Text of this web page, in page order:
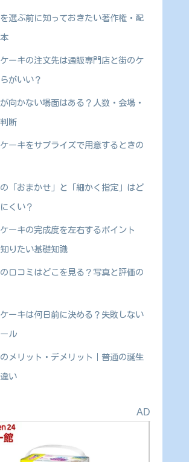
選ぶ前に知っておきたい著作権・配
ーキの注文先は通販専門店と街のケ
がいい？
向かない場面はある？人数・会場・
断
ーキをサプライズで用意するときの
「おまかせ」と「細かく指定」はど
くい？
ーキの完成度を左右するポイント
りたい基礎知識
口コミはどこを見る？写真と評価の
ーキは何日前に決める？失敗しない
ル
メリット・デメリット｜普通の誕生
い
AD